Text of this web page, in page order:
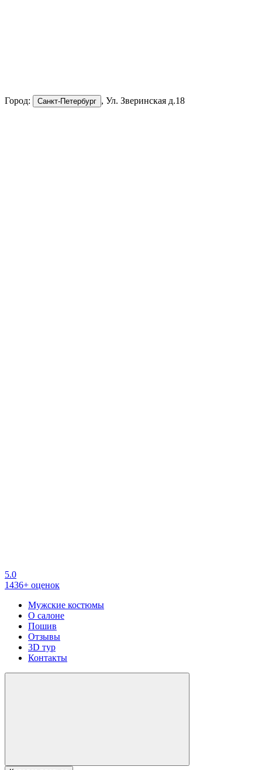
Город: Санкт-Петербург , Ул. Зверинская д.18
5.0
1436+ оценок
Мужские костюмы
О салоне
Пошив
Отзывы
3D тур
Контакты